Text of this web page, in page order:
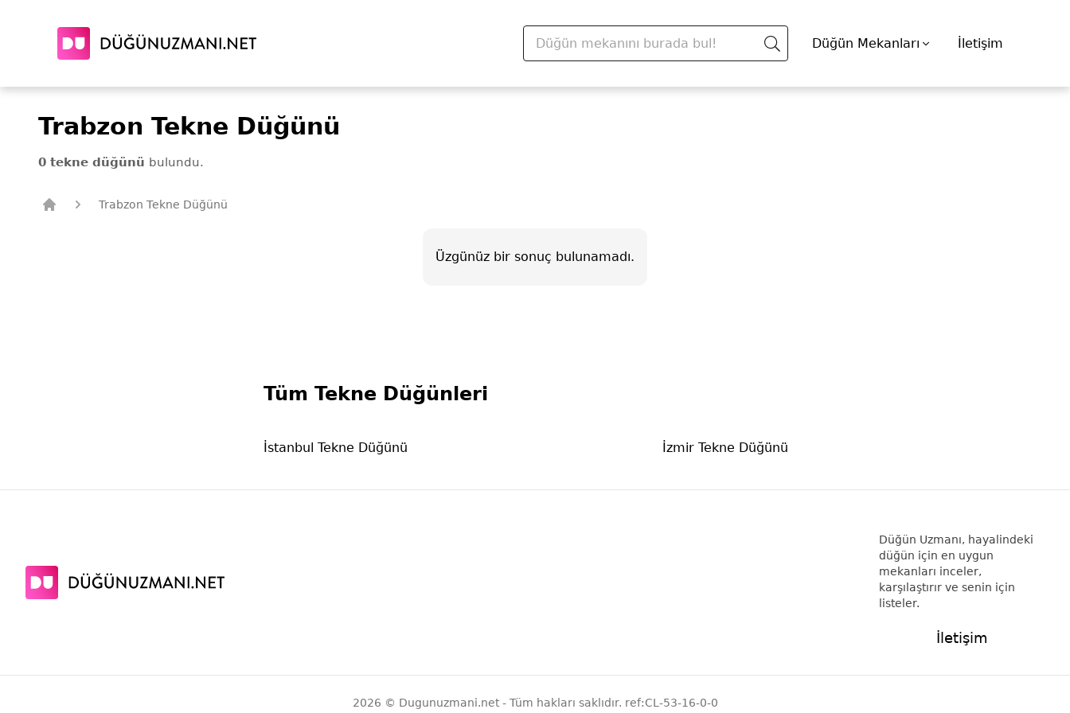
Düğün Mekanları İletişim
Trabzon Tekne Düğünü
0 tekne düğünü bulundu.
Trabzon Tekne Düğünü
Üzgünüz bir sonuç bulunamadı.
Tüm Tekne Düğünleri
İstanbul Tekne Düğünü İzmir Tekne Düğünü
Düğün Uzmanı, hayalindeki
düğün için en uygun
mekanları inceler,
karşılaştırır ve senin için
listeler.
İletişim
2026 © Dugunuzmani.net - Tüm hakları saklıdır. ref:CL-53-16-0-0